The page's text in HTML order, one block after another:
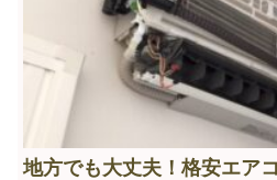
地方でも大丈夫！格安エア